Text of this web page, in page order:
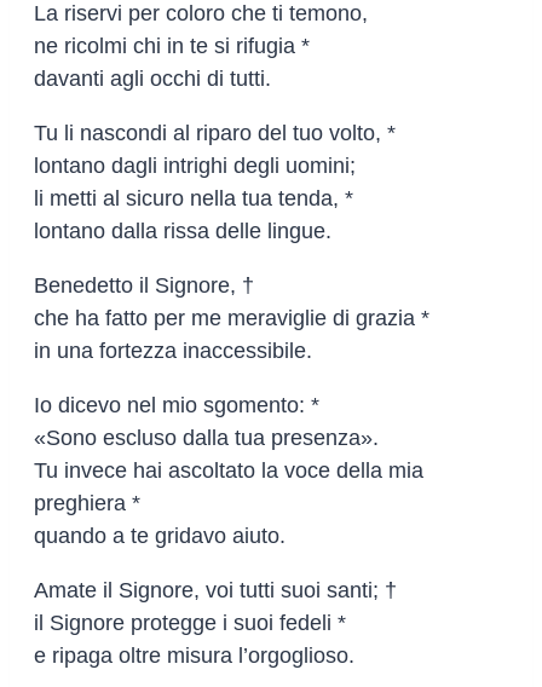
La riservi per coloro che ti temono,
ne ricolmi chi in te si rifugia *
davanti agli occhi di tutti.
Tu li nascondi al riparo del tuo volto, *
lontano dagli intrighi degli uomini;
li metti al sicuro nella tua tenda, *
lontano dalla rissa delle lingue.
Benedetto il Signore, †
che ha fatto per me meraviglie di grazia *
in una fortezza inaccessibile.
Io dicevo nel mio sgomento: *
«Sono escluso dalla tua presenza».
Tu invece hai ascoltato la voce della mia
preghiera *
quando a te gridavo aiuto.
Amate il Signore, voi tutti suoi santi; †
il Signore protegge i suoi fedeli *
e ripaga oltre misura l’orgoglioso.